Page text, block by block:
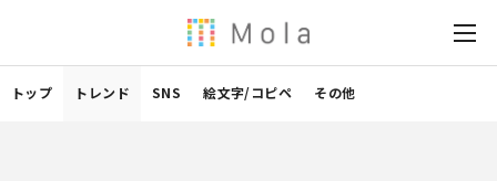
トップ トレンド SNS 絵文字/コピペ その他